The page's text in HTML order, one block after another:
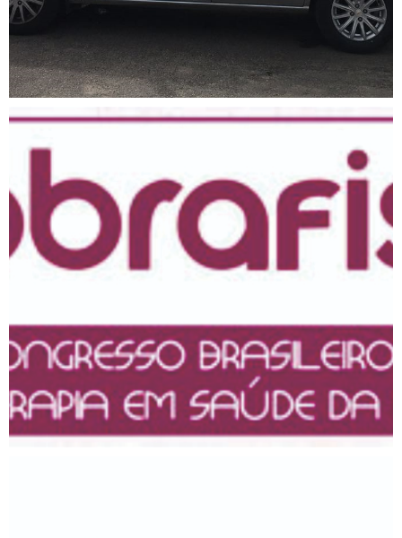
IV Congresso Brasileiro de
Fisioterapia na Saúde da
Mulher (IV COBRAFISM)